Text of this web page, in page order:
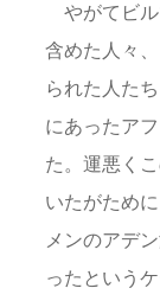
やがてビル
含めた人々
られた人た
にあったア
た。運悪く
いたがため
メンのアデ
ったという